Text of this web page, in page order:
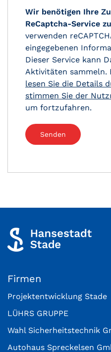
Wir benötigen Ihre
ReCaptcha-Service
verwenden
eingegebenen
Dieser Service kann
Aktivitäten sammeln.
lesen Sie die Details
stimmen Sie der
um fortzufahren.
Firmen
Projektentwicklung Stade
LÜHRS GRUPPE
Wahl Sicherheitstechnik
Autohaus Spreckelsen